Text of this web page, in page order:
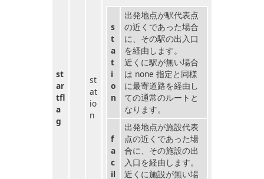
st
ar
tfl
a
g
st
at
io
n
s
t
a
t
i
o
n
出発地点が駅代表点
の近くであった場合
に、その駅の出入口
を経由します。
近くに駅が無い場合
は none 指定と同様
に最寄道路を経由し
ての通常のルートと
なります。
f
a
c
il
出発地点が施設代表
点の近くであった場
合に、その施設の出
入口を経由します。
近くに施設が無い場